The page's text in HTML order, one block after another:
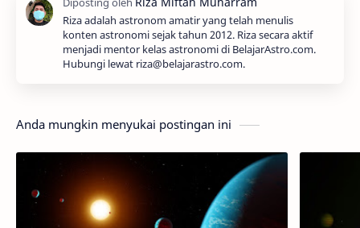
Riza adalah astronom amatir yang telah menulis
konten astronomi sejak tahun 2012. Riza secara aktif
menjadi mentor kelas astronomi di BelajarAstro.com.
Hubungi lewat riza@belajarastro.com.
Anda mungkin menyukai postingan ini